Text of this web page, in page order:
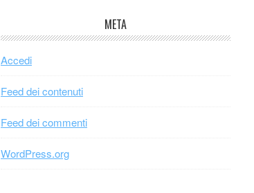
META
Accedi
Feed dei contenuti
Feed dei commenti
WordPress.org